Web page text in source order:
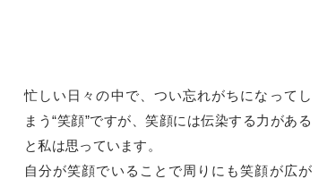
忙しい日々の中で、つい忘れがちになってし
まう“笑顔”ですが、笑顔には伝染する力がある
と私は思っています。
自分が笑顔でいることで周りにも笑顔が広が